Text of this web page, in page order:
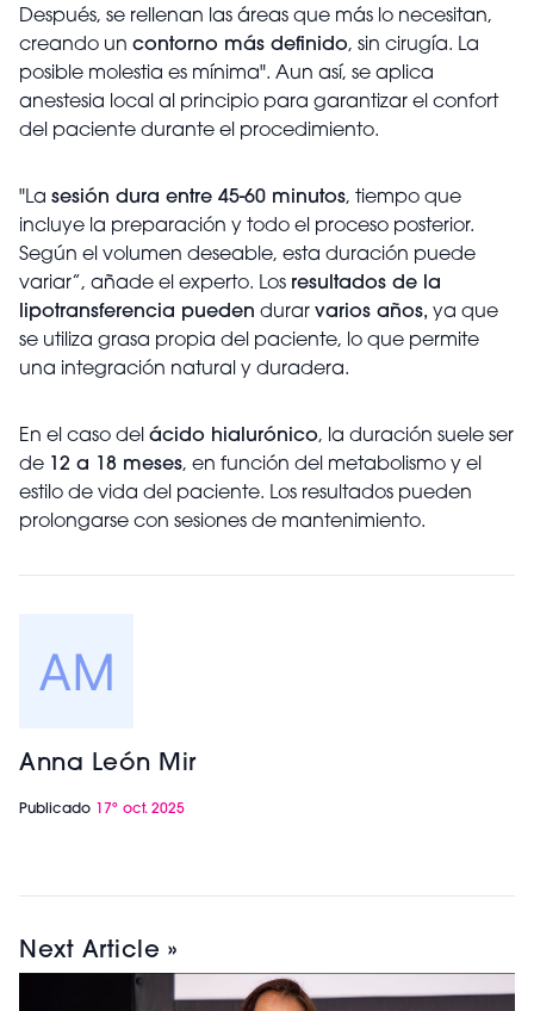
Después, se rellenan las áreas que más lo necesitan,
creando un contorno más definido, sin cirugía. La
posible molestia es mínima". Aun así, se aplica
anestesia local al principio para garantizar el confort
del paciente durante el procedimiento.
"La sesión dura entre 45-60 minutos, tiempo que
incluye la preparación y todo el proceso posterior.
Según el volumen deseable, esta duración puede
variar”, añade el experto. Los resultados de la
lipotransferencia pueden durar varios años, ya que
se utiliza grasa propia del paciente, lo que permite
una integración natural y duradera.
En el caso del ácido hialurónico, la duración suele ser
de
12 a 18 meses, en función del metabolismo y el
estilo de vida del paciente. Los resultados pueden
prolongarse con sesiones de mantenimiento.
Anna León Mir
Publicado 17º oct. 2025
Next Article »